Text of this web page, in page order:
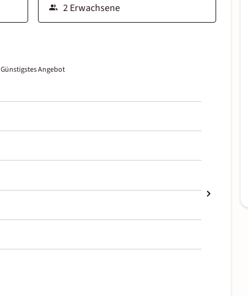
Günstigstes Angebot